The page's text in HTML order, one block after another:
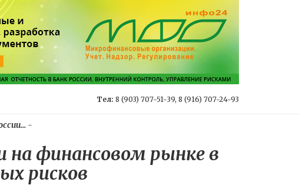
Тел: 8 (903) 707-51-39, 8 (916) 707-24-93
-
на финансовом рынке в
рисков